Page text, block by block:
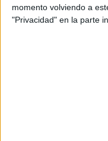
momento volviendo a
"Privacidad" en la parte